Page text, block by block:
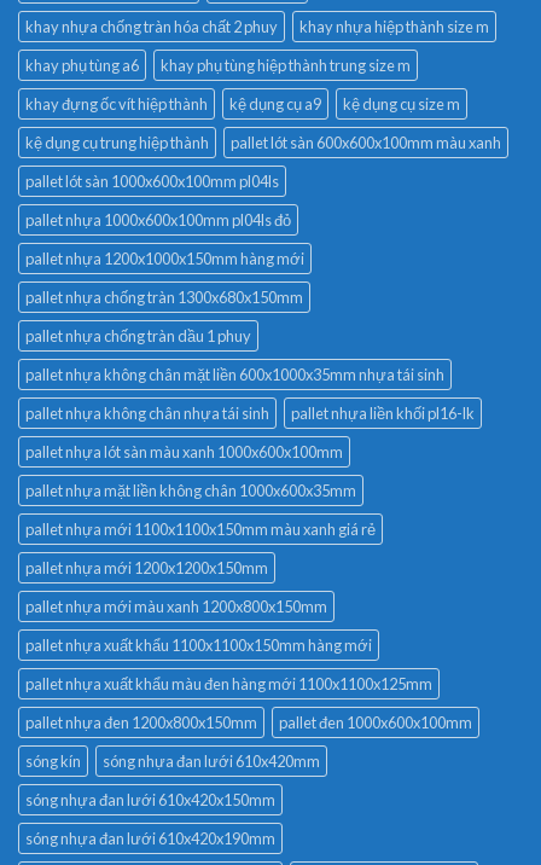
khay nhựa chống tràn hóa chất 2 phuy
khay nhựa hiệp thành size m
khay phụ tùng a6
khay phụ tùng hiệp thành trung size m
khay đựng ốc vít hiệp thành
kệ dụng cụ a9
kệ dụng cụ size m
kệ dụng cụ trung hiệp thành
pallet lót sàn 600x600x100mm màu xanh
pallet lót sàn 1000x600x100mm pl04ls
pallet nhựa 1000x600x100mm pl04ls đỏ
pallet nhựa 1200x1000x150mm hàng mới
pallet nhựa chống tràn 1300x680x150mm
pallet nhựa chống tràn dầu 1 phuy
pallet nhựa không chân mặt liền 600x1000x35mm nhựa tái sinh
pallet nhựa không chân nhựa tái sinh
pallet nhựa liền khối pl16-lk
pallet nhựa lót sàn màu xanh 1000x600x100mm
pallet nhựa mặt liền không chân 1000x600x35mm
pallet nhựa mới 1100x1100x150mm màu xanh giá rẻ
pallet nhựa mới 1200x1200x150mm
pallet nhựa mới màu xanh 1200x800x150mm
pallet nhựa xuất khẩu 1100x1100x150mm hàng mới
pallet nhựa xuất khẩu màu đen hàng mới 1100x1100x125mm
pallet nhựa đen 1200x800x150mm
pallet đen 1000x600x100mm
sóng kín
sóng nhựa đan lưới 610x420mm
sóng nhựa đan lưới 610x420x150mm
sóng nhựa đan lưới 610x420x190mm